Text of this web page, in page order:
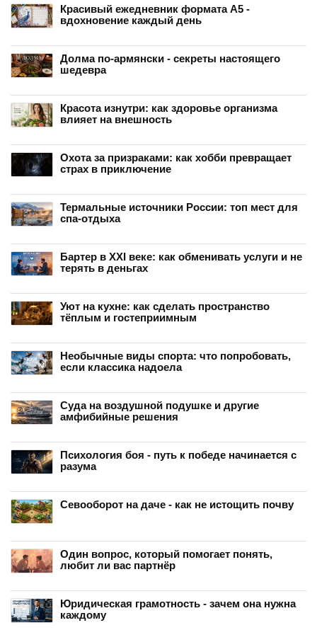
Красивый ежедневник формата А5 -
вдохновение каждый день
Долма по-армянски - секреты настоящего
шедевра
Красота изнутри: как здоровье организма
влияет на внешность
Охота за призраками: как хобби превращает
страх в приключение
Термальные источники России: топ мест для
спа-отдыха
Бартер в XXI веке: как обменивать услуги и не
терять в деньгах
Уют на кухне: как сделать пространство
тёплым и гостеприимным
Необычные виды спорта: что попробовать,
если классика надоела
Суда на воздушной подушке и другие
амфибийные решения
Психология боя - путь к победе начинается с
разума
Севооборот на даче - как не истощить почву
Один вопрос, который помогает понять,
любит ли вас партнёр
Юридическая грамотность - зачем она нужна
каждому